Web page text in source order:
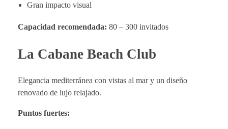
Gran impacto visual
Capacidad recomendada: 80 – 300 invitados
La Cabane Beach Club
Elegancia mediterránea con vistas al mar y un diseño
renovado de lujo relajado.
Puntos fuertes: